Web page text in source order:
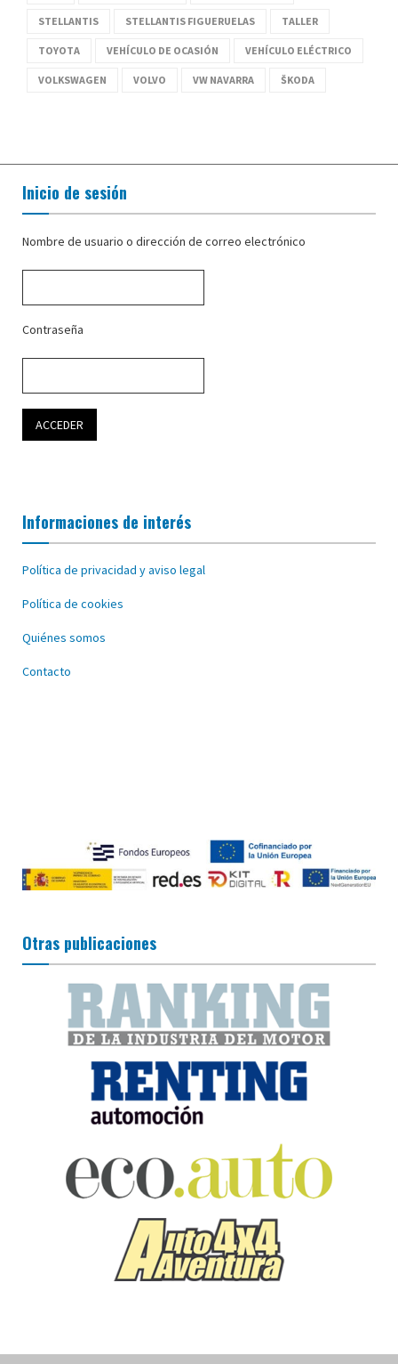
STELLANTIS STELLANTIS FIGUERUELAS TALLER
TOYOTA VEHÍCULO DE OCASIÓN VEHÍCULO ELÉCTRICO
VOLKSWAGEN VOLVO VW NAVARRA ŠKODA
Inicio de sesión
Nombre de usuario o dirección de correo electrónico
Contraseña
Informaciones de interés
Política de privacidad y aviso legal
Política de cookies
Quiénes somos
Contacto
Otras publicaciones